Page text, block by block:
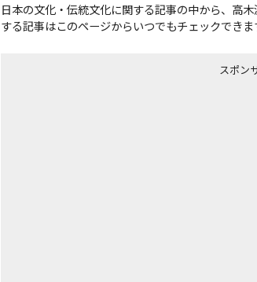
日本の文化・伝統文化に関する記事の中から、高
する記事はこのページからいつでもチェックできま
スポン